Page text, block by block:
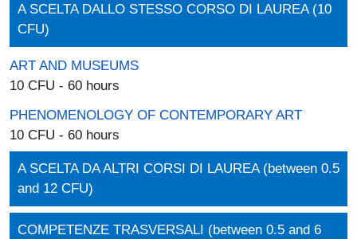
A SCELTA DALLO STESSO CORSO DI LAUREA (10
CFU)
ART AND MUSEUMS
10 CFU - 60 hours
PHENOMENOLOGY OF CONTEMPORARY ART
10 CFU - 60 hours
A SCELTA DA ALTRI CORSI DI LAUREA (between 0.5
and 12 CFU)
COMPETENZE TRASVERSALI (between 0.5 and 6